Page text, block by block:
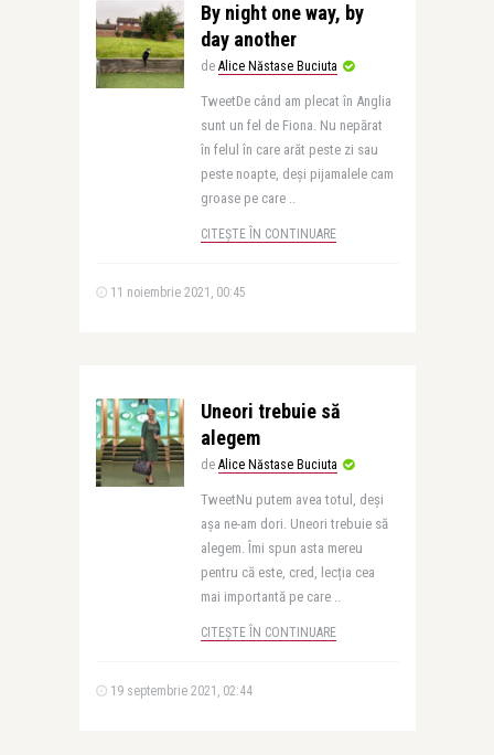
By night one way, by
day another
de Alice Năstase Buciuta
TweetDe când am plecat în Anglia
sunt un fel de Fiona. Nu nepărat
în felul în care arăt peste zi sau
peste noapte, deși pijamalele cam
groase pe care ..
CITEȘTE ÎN CONTINUARE
11 noiembrie 2021, 00:45
Uneori trebuie să
alegem
de Alice Năstase Buciuta
TweetNu putem avea totul, deși
așa ne-am dori. Uneori trebuie să
alegem. Îmi spun asta mereu
pentru că este, cred, lecția cea
mai importantă pe care ..
CITEȘTE ÎN CONTINUARE
19 septembrie 2021, 02:44